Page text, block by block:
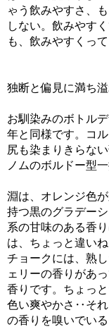
ゃう飲みやすさ、
しない。飲みやす
も、飲みやすくっ
独断と偏見に満ち
お馴染みのボトル
年と同様です。コ
尻も染まりきらな
ノムのボルドー型一
淵は、オレンジ色
持つ黒のグラデー
系の甘味のある香
は、ちょっと違い
チョークには、熟
ェリーの香りがあ
香りです。ちょっ
色い爽やかさ‥そ
の香りを嗅いでい